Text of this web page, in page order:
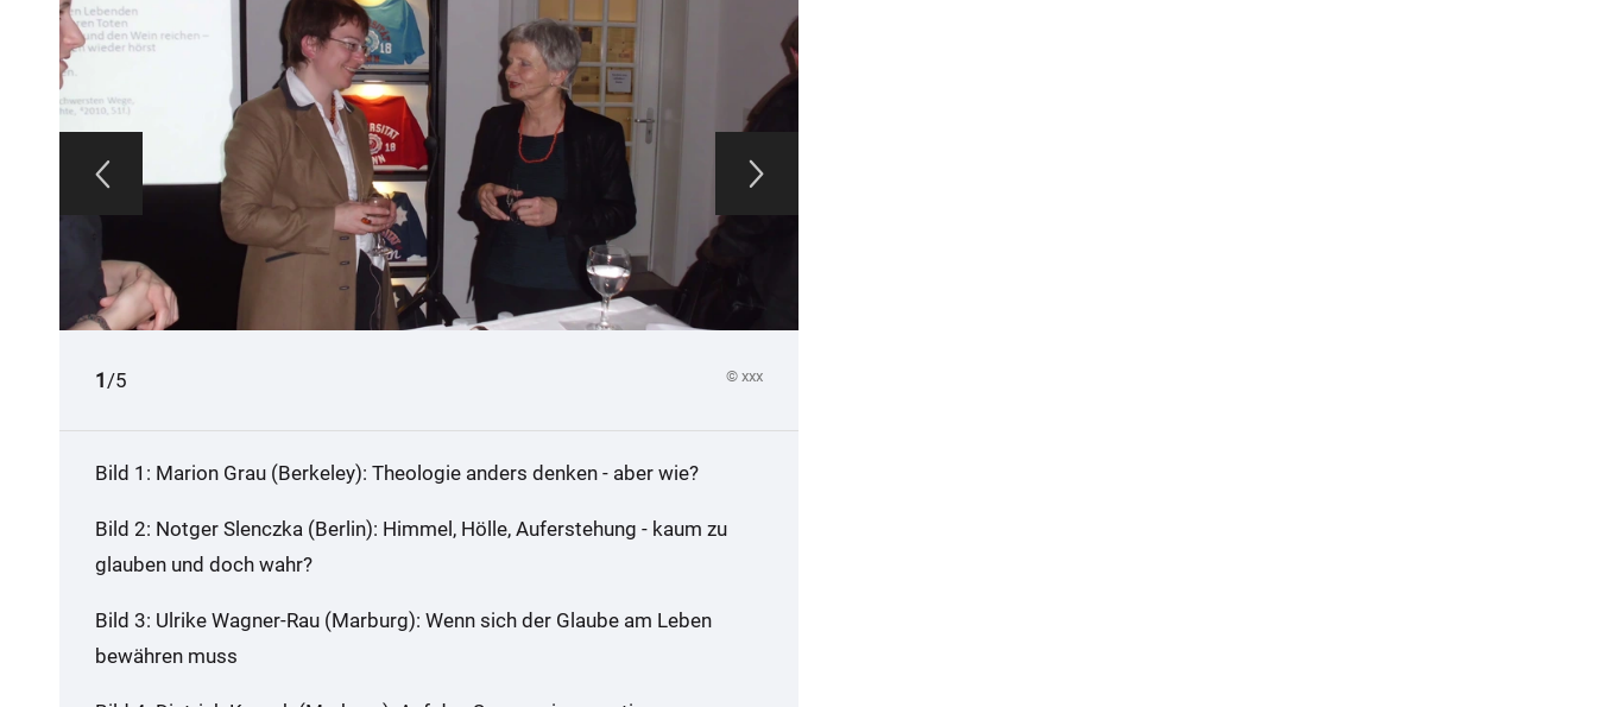
1/5 © xxx
2
3
4
5
Bild 1: Marion Grau (Berkeley): Theologie anders denken - aber wie?
Bild 2: Notger Slenczka (Berlin): Himmel, Hölle, Auferstehung - kaum zu
glauben und doch wahr?
Bild 3: Ulrike Wagner-Rau (Marburg): Wenn sich der Glaube am Leben
bewähren muss